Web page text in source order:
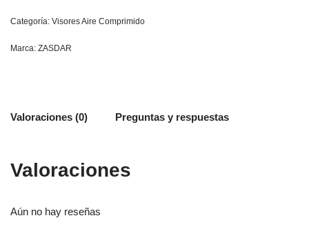
Categoría: Visores Aire Comprimido
Marca: ZASDAR
Valoraciones (0) Preguntas y respuestas
Valoraciones
Aún no hay reseñas